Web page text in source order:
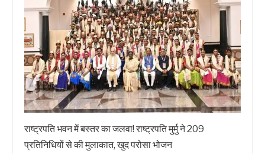
राष्ट्रपति भवन में बस्तर का जलवा! राष्ट्रपति मुर्मु ने 209
प्रतिनिधियों से की मुलाकात, खुद परोसा भोजन